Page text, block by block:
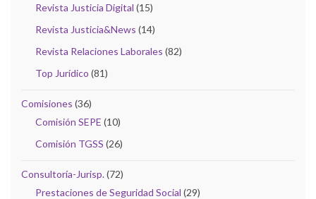
Revista Justicia Digital (15)
Revista Justicia&News (14)
Revista Relaciones Laborales (82)
Top Jurídico (81)
Comisiones (36)
Comisión SEPE (10)
Comisión TGSS (26)
Consultoría-Jurisp.(72)
Prestaciones de Seguridad Social (29)